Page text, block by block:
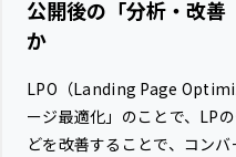
公開後の「分析・改善
か
LPO（Landing Page
ージ最適化」のことで、LP
どを改善することで、コン